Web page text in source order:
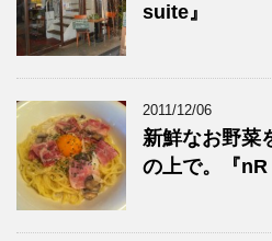
suite』
2011/12/06
新鮮なお野菜
の上で。『nR